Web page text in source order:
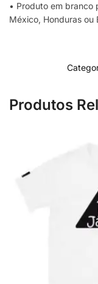
• Produto em branco
México, Honduras ou
Produtos